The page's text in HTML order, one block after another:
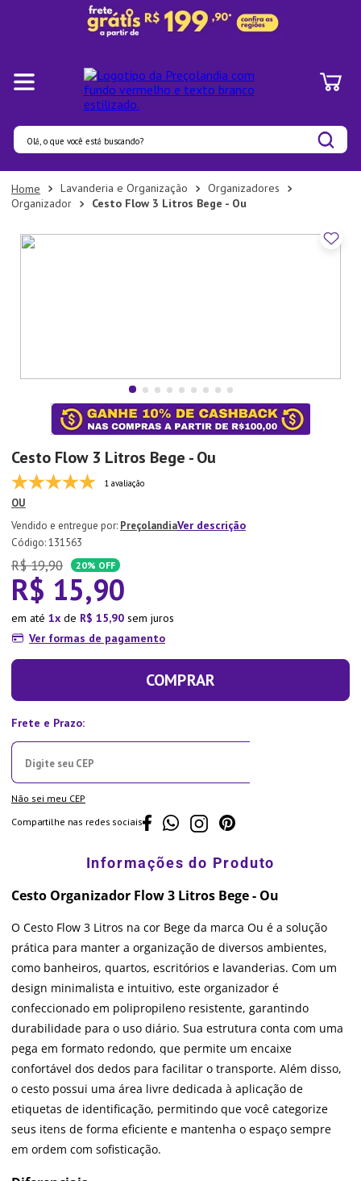
Olá, o que você está buscando?
Lavanderia e Organização
Organizadores
Organizador
Cesto Flow 3 Litros Bege - Ou
Cesto Flow 3 Litros Bege - Ou
1 avaliação
OU
PreçolandiaVer descrição
:131563
R$ 19,90 20% OFF
R$ 15,90
em até 1 de R$ 15,90 sem juros
Ver formas de pagamento
COMPRAR
Não sei meu CEP
Compartilhe nas redes sociais
Cesto Organizador Flow 3 Litros Bege - Ou
O Cesto Flow 3 Litros na cor Bege da marca Ou é a solução
prática para manter a organização de diversos ambientes,
como banheiros, quartos, escritórios e lavanderias. Com um
design minimalista e intuitivo, este organizador é
confeccionado em polipropileno resistente, garantindo
durabilidade para o uso diário. Sua estrutura conta com uma
pega em formato redondo, que permite um encaixe
confortável dos dedos para facilitar o transporte. Além disso,
o cesto possui uma área livre dedicada à aplicação de
etiquetas de identificação, permitindo que você categorize
seus itens de forma eficiente e mantenha o espaço sempre
em ordem com sofisticação.
Termos mais buscados
1º
Pratos
2º
Panelas
7º
Xicara
Tapete
Aparelho Jantar
10º Lixeira